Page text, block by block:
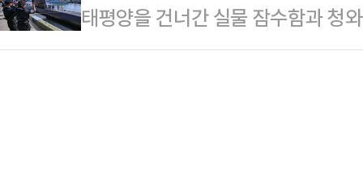
다.직전 분기와 비교해도 성장 폭
서 …
물리면서 건설사들의 수주 기회가
계에 따르면 정부는 ‘3대 메가프로
태평양을 건너간 실물 잠수함과 청
현장 초청까지. 한국이 쏟아부은 총